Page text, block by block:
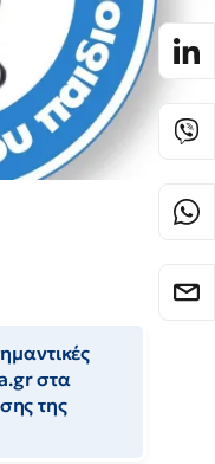
στα
της